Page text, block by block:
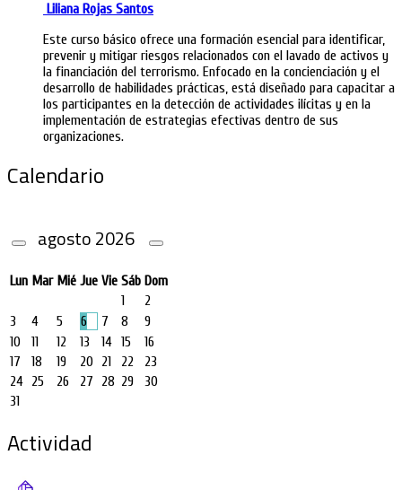
Liliana Rojas Santos
Este curso básico ofrece una formación esencial para identificar,
prevenir y mitigar riesgos relacionados con el lavado de activos y
la financiación del terrorismo. Enfocado en la concienciación y el
desarrollo de habilidades prácticas, está diseñado para capacitar a
los participantes en la detección de actividades ilícitas y en la
implementación de estrategias efectivas dentro de sus
organizaciones.
Calendario
agosto2026
Lun Mar Mié Jue Vie Sáb Dom
1
2
3
4 5 6 7 8
9
10
11 12 13 14 15
16
17
18 19 20 21 22
23
24 25 26 27 28 29
30
31
Actividad